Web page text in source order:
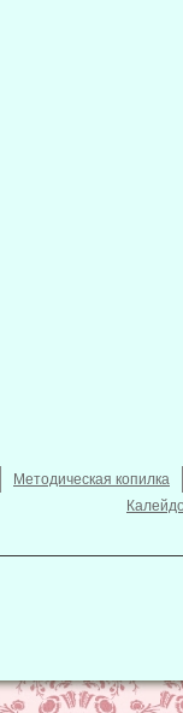
Методическая копилка